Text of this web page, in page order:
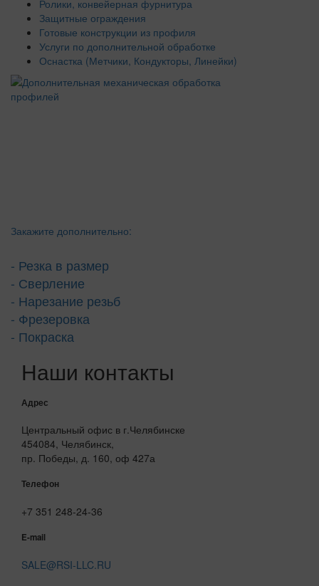
Ролики, конвейерная фурнитура
Защитные ограждения
Готовые конструкции из профиля
Услуги по дополнительной обработке
Оснастка (Метчики, Кондукторы, Линейки)
Закажите дополнительно:
- Резка в размер
- Сверление
- Нарезание резьб
- Фрезеровка
- Покраска
Наши контакты
Адрес
Центральный офис в г.Челябинске
454084, Челябинск,
пр. Победы, д. 160, оф 427а
Телефон
+7 351 248-24-36
E-mail
SALE@RSI-LLC.RU